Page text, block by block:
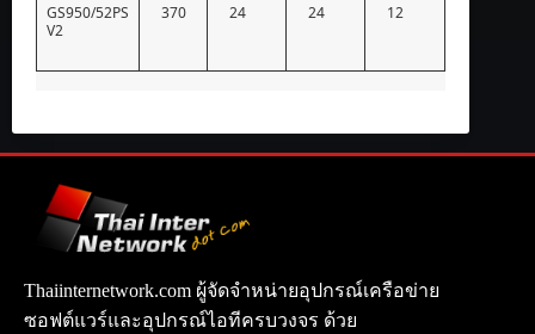
GS950/52PS
V2
370 24 24 12
Thaiinternetwork.com ผู้จัดจำหน่ายอุปกรณ์เครือข่าย
ซอฟต์แวร์และอุปกรณ์ไอทีครบวงจร ด้วย